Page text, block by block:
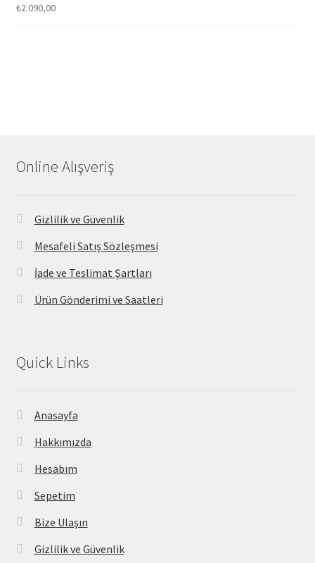
₺2.090,00
Online Alışveriş
Gizlilik ve Güvenlik
Mesafeli Satış Sözleşmesi
İade ve Teslimat Şartları
Ürün Gönderimi ve Saatleri
Quick Links
Anasayfa
Hakkımızda
Hesabım
Sepetim
Bize Ulaşın
Gizlilik ve Güvenlik